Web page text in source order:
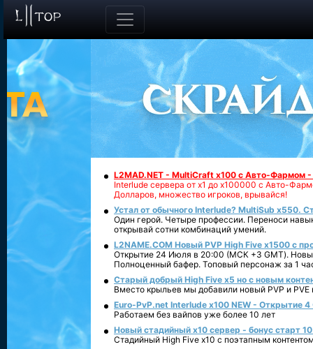
L2MAD.NET - MultiCraft x100 с Авто-Фармом
Interlude сервера от х1 до х100000 с Авто-
Долларов, множество игроков, врывайся!
Устал от обычного Interlude? MultiSub x550.
Один герой. Четыре профессии. Переноси
открывай сотни комбинаций умений.
L2NAME.COM Новый PVP High Five x1500 с
Открытие 24 Июля в 20:00 (МСК +3 GMT).
Полноценный бафер. Топовый персонаж за 1
Старый добрый High Five x5 но с новым
Вместо крыльев мы добавили новый PVP и PVE
Euro-PvP.net Interlude х100 NEW - Открытие 4
Работаем без вайпов уже более 10 лет
Новый стадийный х10 сервер - бонус старт
Стадийный High Five x10 с поэтапным